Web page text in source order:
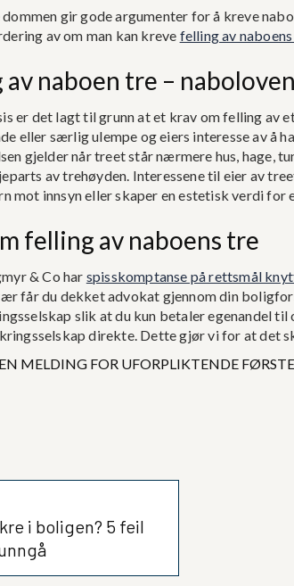
dommen gir gode argumenter for å kreve
av om man kan kreve felling av
av naboen tre –
er det lagt til grunn at et krav om felling av
eller særlig ulempe og eiers interesse av å
gjelder når treet står nærmere hus, hage,
av trehøyden. Interessene til eier av
mot innsyn eller skaper en estetisk verdi for
felling av naboens tre
& Co har spisskomptanse på rettsmål
får du dekket advokat gjennom din
slik at du kun betaler egenandel til
direkte. Dette gjør vi for at det
MELDING FOR UFORPLIKTENDE
i boligen? 5 feil